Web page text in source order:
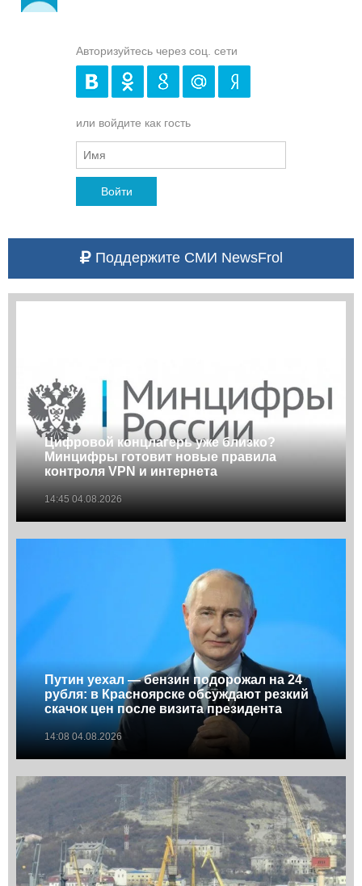
Авторизуйтесь через соц. сети
или войдите как гость
Войти
Поддержите СМИ NewsFrol
Цифровой концлагерь уже близко?
Минцифры готовит новые правила
контроля VPN и интернета
14:45 04.08.2026
Путин уехал — бензин подорожал на 24
рубля: в Красноярске обсуждают резкий
скачок цен после визита президента
14:08 04.08.2026